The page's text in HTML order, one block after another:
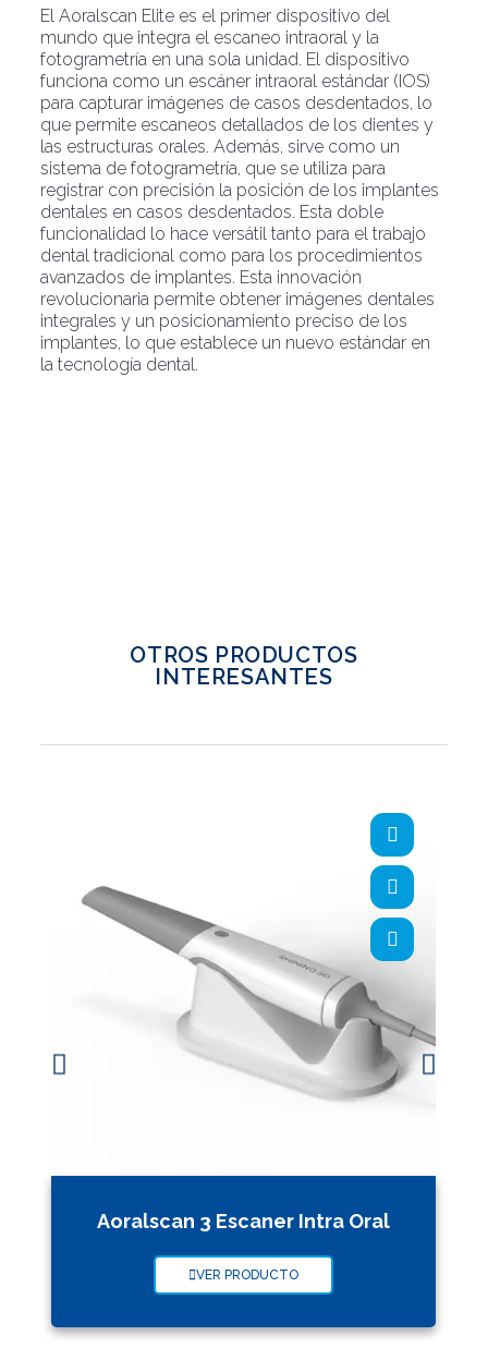
El Aoralscan Elite es el primer dispositivo del
mundo que integra el escaneo intraoral y la
fotogrametría en una sola unidad. El dispositivo
funciona como un escáner intraoral estándar (IOS)
para capturar imágenes de casos desdentados, lo
que permite escaneos detallados de los dientes y
las estructuras orales. Además, sirve como un
sistema de fotogrametría, que se utiliza para
registrar con precisión la posición de los implantes
dentales en casos desdentados. Esta doble
funcionalidad lo hace versátil tanto para el trabajo
dental tradicional como para los procedimientos
avanzados de implantes. Esta innovación
revolucionaria permite obtener imágenes dentales
integrales y un posicionamiento preciso de los
implantes, lo que establece un nuevo estándar en
la tecnología dental.
OTROS PRODUCTOS
INTERESANTES
Aoralscan 3 Escaner Intra Oral
VER PRODUCTO